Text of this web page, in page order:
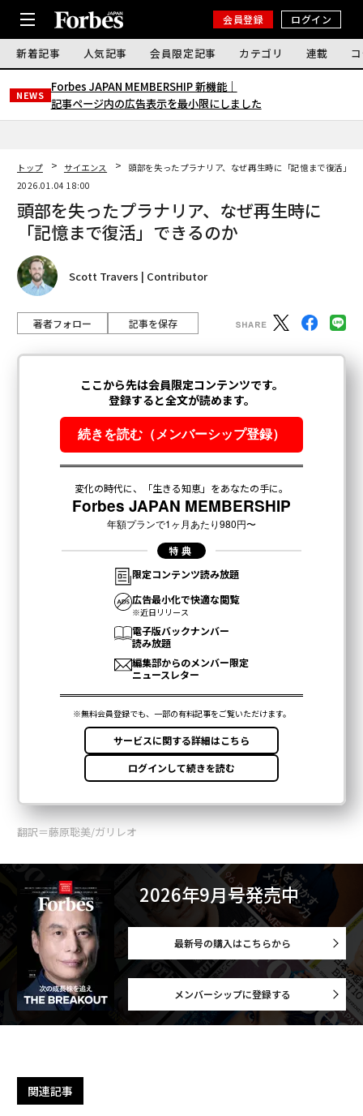
会員登録 ログイン
新着記事 人気記事 会員限定記事 カテゴリ 連載
NEWS
Forbes JAPAN MEMBERSHIP 新機能｜
記事ページ内の広告表示を最小限にしました
トップ サイエンス
頭部を失ったプラナリア、なぜ再生時に「記憶まで復活」で
2026.01.04 18:00
頭部を失ったプラナリア、なぜ再生時に
「記憶まで復活」できるのか
Scott Travers | Contributor
著者フォロー 記事を保存
翻訳＝藤原聡美/ガリレオ
2026年9月号発売中
最新号の購入はこちらから
メンバーシップに登録する
関連記事